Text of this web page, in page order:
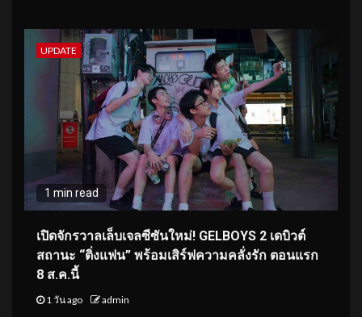
UPDATE
1 min read
เปิดจักรวาลเล็บเจลซีซันใหม่! GELBOYS 2 เดบิวต์
สถานะ “ติ่งแฟน” พร้อมเสิร์ฟความคลั่งรัก ตอนแรก
8 ส.ค.นี้
1 วัน ago admin